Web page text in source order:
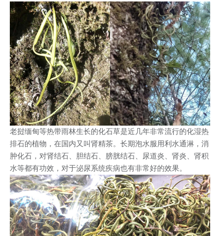
老挝缅甸等热带雨林生长的化石草是近几年非常流行的化湿热
排石的植物，在国内又叫肾精茶。长期泡水服用利水通淋，消
肿化石，对肾结石、胆结石、膀胱结石、尿道炎、肾炎、肾积
水等都有功效，对于泌尿系统疾病也有非常好的效果。